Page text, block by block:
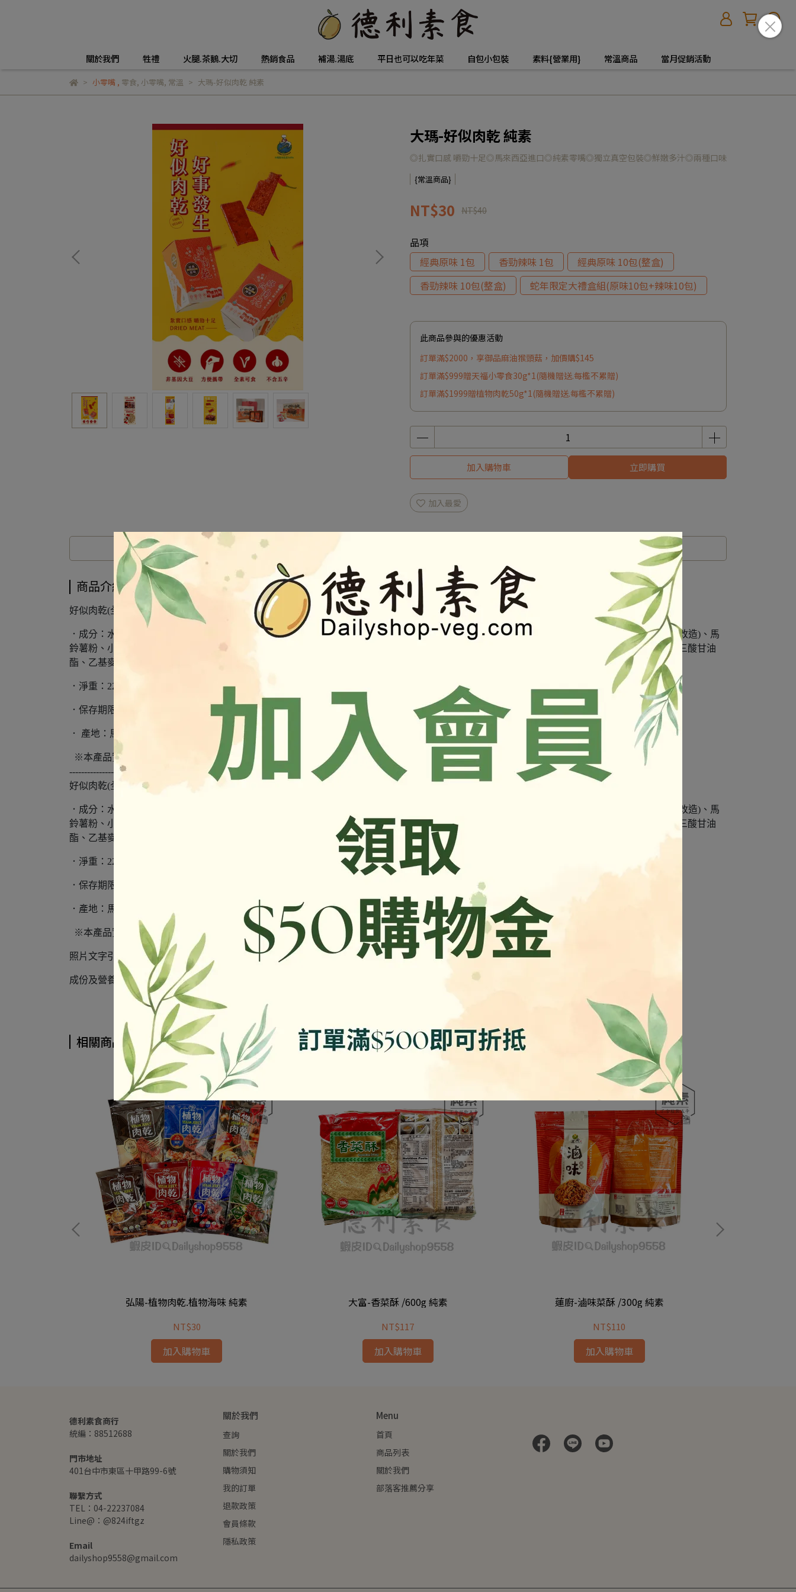
關於我們 牲禮 火腿.茶鵝.大切 熱銷食品 補湯.湯底 平日也可以吃年菜 自包小包裝 素料{營業用} 常溫商品 當月促銷活動
小零嘴, 零食, 小零嘴, 常溫 大瑪-好似肉乾 純素
大瑪-好似肉乾 純素
◎扎實口感 嚼勁十足◎馬來西亞進口◎純素零嘴◎獨立真空包裝◎鮮嫩多汁◎兩種口味
{常溫商品}
NT$30 NT$40
品項
經典原味 1包
香勁辣味 1包
經典原味 10包(整盒)
香勁辣味 10包(整盒)
蛇年限定大禮盒組(原味10包+辣味10包)
此商品參與的優惠活動
訂單滿$2000，享御品麻油猴頭菇，加價購$145
訂單滿$999贈天福小零食30g*1(隨機贈送.每檻不累贈)
訂單滿$1999贈植物肉乾50g*1(隨機贈送.每檻不累贈)
加入購物車 立即購買
加入最愛
商品介紹
好似肉乾(全素)-經典原味
．成分：水、大豆蛋白(非基因改造)、糖、植物油（棕櫚油、大豆油）、D-山梨醇、葡萄糖、香菇頭、玉米粉（非基因改造)、大豆分離蛋白(非基因改造)、馬
鈴薯粉、小麥蛋白、L-麩酸鈉、5'-次黃嘌呤核苷磷酸二鈉、5'-鳥嘌呤核苷磷酸二鈉、鹽、玉米糖膠、豌豆蛋白、豌豆纖維、胡椒粉、素肉香精(中鏈三酸甘油
酯、乙基麥芽醇、棕櫚油、香料）、酵母萃取物、紅麴色素、甜味劑(蔗糖素)
．淨重：22公克/包
．保存期限：12個月
． 產地：馬來西亞
※本產品實物包含有大豆、小麥，不適合對其過敏體質者食用
-----------------------------------------------------------------------------------------------------------------------------------
好似肉乾(全素)-香勁辣味
．成分：水、大豆蛋白(非基因改造)、糖、植物油（棕櫚油、大豆油）、D-山梨醇、葡萄糖、香菇頭、玉米粉（非基因改造)、大豆分離蛋白(非基因改造)、馬
鈴薯粉、小麥蛋白、L-麩酸鈉、5'-次黃嘌呤核苷磷酸二鈉、5'-鳥嘌呤核苷磷酸二鈉、鹽、玉米糖膠、豌豆蛋白、豌豆纖維、胡椒粉、素肉香精(中鏈三酸甘油
酯、乙基麥芽醇、棕櫚油、香料）、酵母萃取物、 紅麴色素、甜味劑(蔗糖素)
．淨重：22公克/包
．保存期限：12個月
．產地：馬來西亞
※本產品實物包含有大豆、小麥，不適合對其過敏體質者食用
照片文字引用官網
成份及營養標示如圖所示，若與圖片有差異時，以實際包裝上標示為準
相關商品
弘陽-植物肉乾.植物海味 純素
NT$30
加入購物車
大富-香菜酥 /600g 純素
NT$117
加入購物車
蓮廚-滷味菜酥 /300g 純素
NT$110
加入購物車
德利素食商行
統編：88512688
門市地址
401台中市東區十甲路99-6號
聯繫方式
TEL：04-22237084
Line@：@824iftgz
Email
dailyshop9558@gmail.com
關於我們
查詢
關於我們
購物須知
我的訂單
退款政策
會員條款
隱私政策
Menu
首頁
商品列表
關於我們
部落客推薦分享